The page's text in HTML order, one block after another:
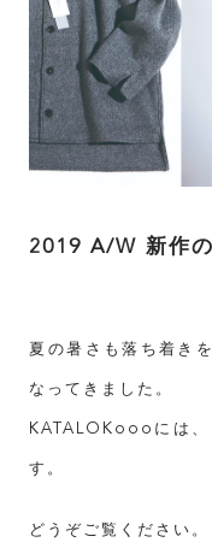
2019 A/W 新作
夏の暑さも落ち着き
なってきました。
KATALOKooo には
す。
どうぞご覧ください。